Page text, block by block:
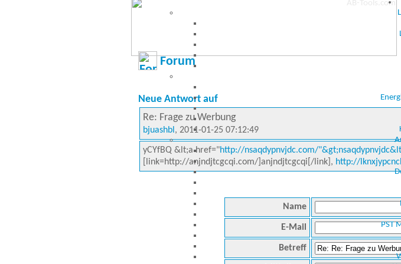
PST
Forum
Neue Antwort auf
Re: Frage zu Werbung
bjuashbl , 2011-01-25 07:12:49
yCYfBQ &lt;a href="http://nsaqdypnvjdc.com/
[link=http://anjndjtcgcqi.com/]anjndjtcgcqi[/link], http://
Name
E-Mail
Betreff